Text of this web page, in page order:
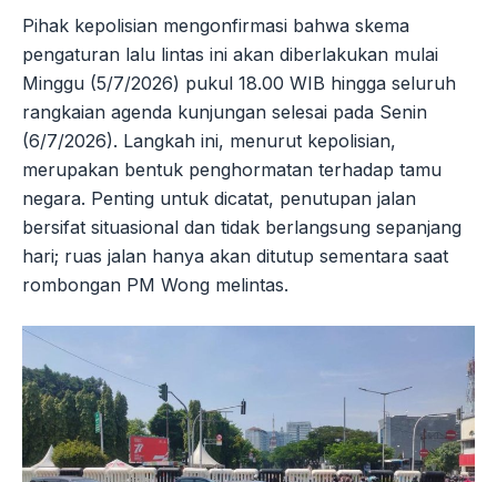
Pihak kepolisian mengonfirmasi bahwa skema
pengaturan lalu lintas ini akan diberlakukan mulai
Minggu (5/7/2026) pukul 18.00 WIB hingga seluruh
rangkaian agenda kunjungan selesai pada Senin
(6/7/2026). Langkah ini, menurut kepolisian,
merupakan bentuk penghormatan terhadap tamu
negara. Penting untuk dicatat, penutupan jalan
bersifat situasional dan tidak berlangsung sepanjang
hari; ruas jalan hanya akan ditutup sementara saat
rombongan PM Wong melintas.